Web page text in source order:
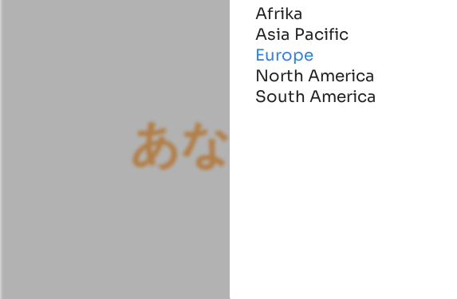
Afrika
Asia Pacific
Europe
North America
South America
あな
Groeneveld-BEKAの自動潤